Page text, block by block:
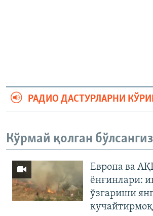
РАДИО ДАСТУРЛАРНИ
Кўрмай қолган бўлсангиз
Европа ва
ёнғинлари:
ўзгариши